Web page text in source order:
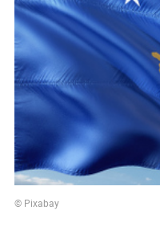
© Pixabay